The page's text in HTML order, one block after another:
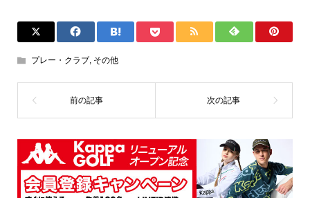
プレー・クラブ, その他